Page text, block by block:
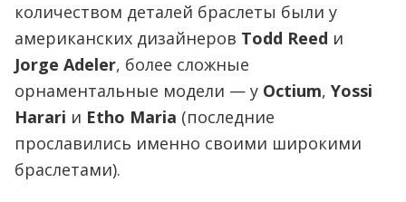
количеством деталей браслеты были у
американских дизайнеров Todd Reed и
Jorge Adeler, более сложные
орнаментальные модели — у Octium, Yossi
Harari и Etho Maria (последние
прославились именно своими широкими
браслетами).